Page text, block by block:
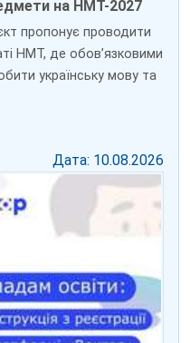
на НМТ-2027
пропонує проводити
НМТ, де обов’язковими
українську мову та
Дата: 10.08.2026